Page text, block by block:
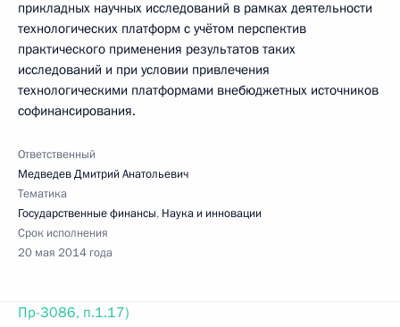
прикладных научных исследований в рамках деятельности
технологических платформ с учётом перспектив
практического применения результатов таких
исследований и при условии привлечения
технологическими платформами внебюджетных источников
софинансирования.
Ответственный
Медведев Дмитрий Анатольевич
Тематика
Государственные финансы, Наука и инновации
Срок исполнения
20 мая 2014 года
Пр-3086, п.1.17)